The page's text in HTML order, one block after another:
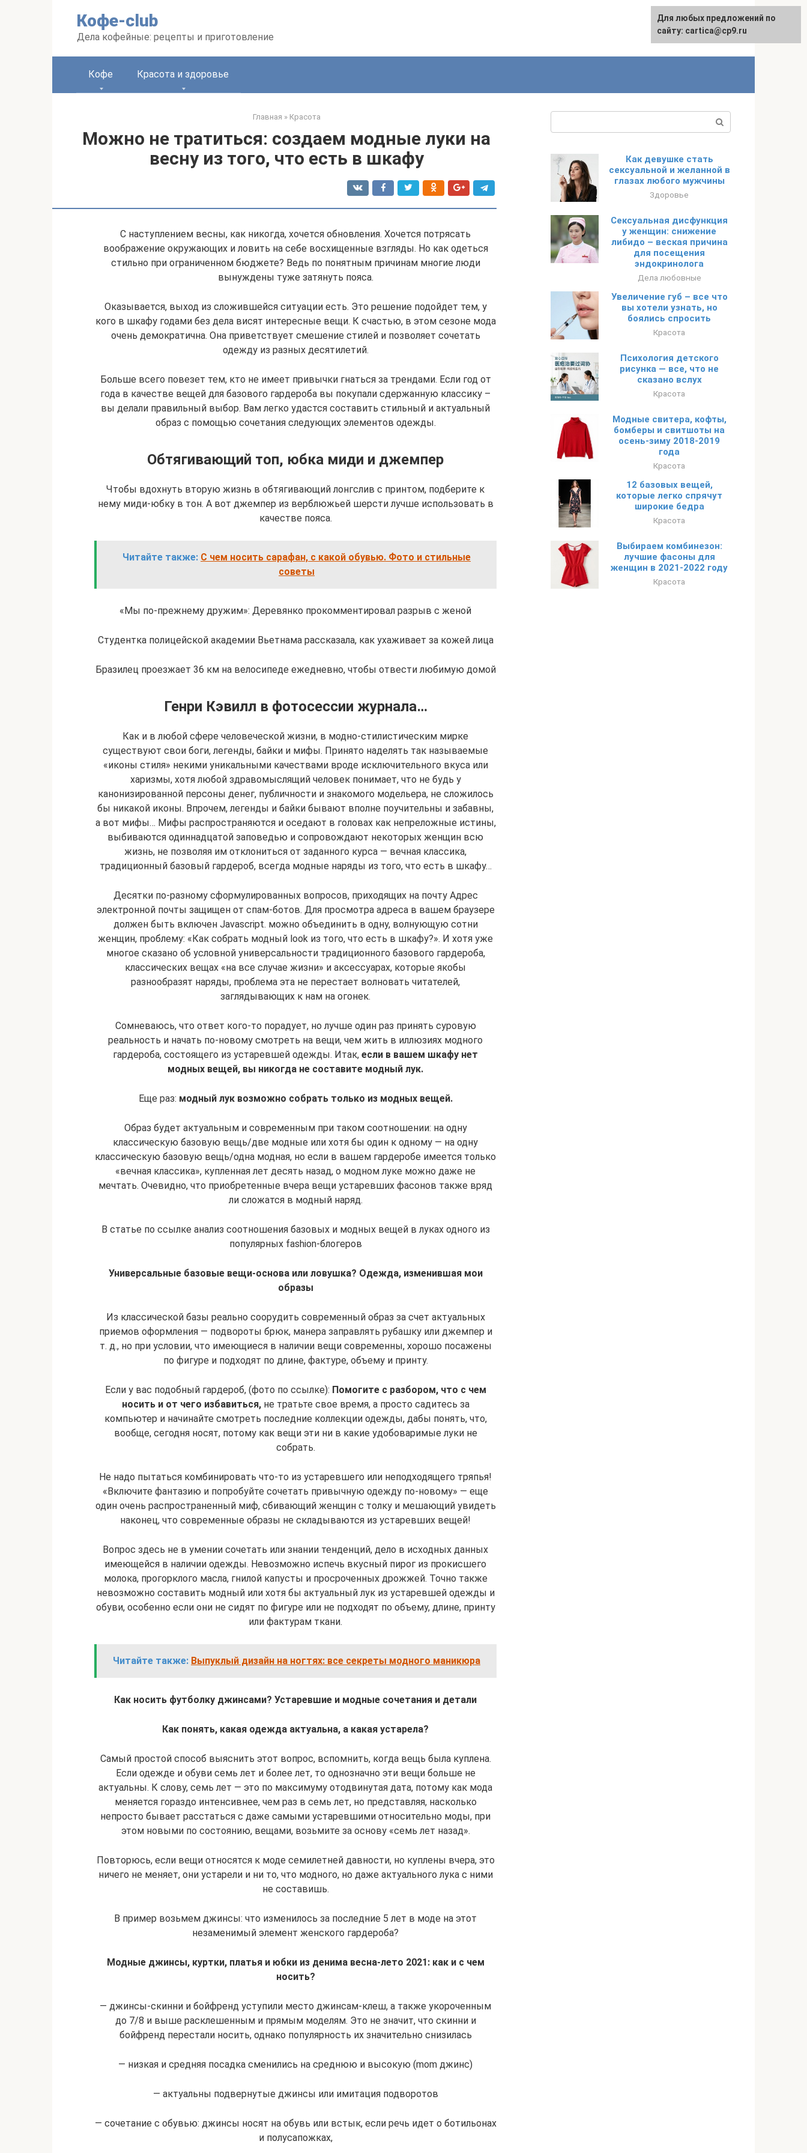
Кофе-club
Дела кофейные: рецепты и приготовление
English
Кофе Красота и здоровье
Главная » Красота
Можно не тратиться: создаем модные луки на
весну из того, что есть в шкафу
С наступлением весны, как никогда, хочется обновления. Хочется потрясать
воображение окружающих и ловить на себе восхищенные взгляды. Но как одеться
стильно при ограниченном бюджете? Ведь по понятным причинам многие люди
вынуждены туже затянуть пояса.
Оказывается, выход из сложившейся ситуации есть. Это решение подойдет тем, у
кого в шкафу годами без дела висят интересные вещи. К счастью, в этом сезоне мода
очень демократична. Она приветствует смешение стилей и позволяет сочетать
одежду из разных десятилетий.
Больше всего повезет тем, кто не имеет привычки гнаться за трендами. Если год от
года в качестве вещей для базового гардероба вы покупали сдержанную классику –
вы делали правильный выбор. Вам легко удастся составить стильный и актуальный
образ с помощью сочетания следующих элементов одежды.
Обтягивающий топ, юбка миди и джемпер
Чтобы вдохнуть вторую жизнь в обтягивающий лонгслив с принтом, подберите к
нему миди-юбку в тон. А вот джемпер из верблюжьей шерсти лучше использовать в
качестве пояса.
Читайте также: С чем носить сарафан, с какой обувью. Фото и стильные
советы
«Мы по-прежнему дружим»: Деревянко прокомментировал разрыв с женой
Студентка полицейской академии Вьетнама рассказала, как ухаживает за кожей лица
Бразилец проезжает 36 км на велосипеде ежедневно, чтобы отвести любимую домой
Генри Кэвилл в фотосессии журнала…
Как и в любой сфере человеческой жизни, в модно-стилистическим мирке
существуют свои боги, легенды, байки и мифы. Принято наделять так называемые
«иконы стиля» некими уникальными качествами вроде исключительного вкуса или
харизмы, хотя любой здравомыслящий человек понимает, что не будь у
канонизированной персоны денег, публичности и знакомого модельера, не сложилось
бы никакой иконы. Впрочем, легенды и байки бывают вполне поучительны и забавны,
а вот мифы… Мифы распространяются и оседают в головах как непреложные истины,
выбиваются одиннадцатой заповедью и сопровождают некоторых женщин всю
жизнь, не позволяя им отклониться от заданного курса — вечная классика,
традиционный базовый гардероб, всегда модные наряды из того, что есть в шкафу…
Десятки по-разному сформулированных вопросов, приходящих на почту Адрес
электронной почты защищен от спам-ботов. Для просмотра адреса в вашем браузере
должен быть включен Javascript. можно объединить в одну, волнующую сотни
женщин, проблему: «Как собрать модный look из того, что есть в шкафу?». И хотя уже
многое сказано об условной универсальности традиционного базового гардероба,
классических вещах «на все случае жизни» и аксессуарах, которые якобы
разнообразят наряды, проблема эта не перестает волновать читателей,
заглядывающих к нам на огонек.
Сомневаюсь, что ответ кого-то порадует, но лучше один раз принять суровую
реальность и начать по-новому смотреть на вещи, чем жить в иллюзиях модного
гардероба, состоящего из устаревшей одежды. Итак, если в вашем шкафу нет
модных вещей, вы никогда не составите модный лук.
Еще раз: модный лук возможно собрать только из модных вещей.
Образ будет актуальным и современным при таком соотношении: на одну
классическую базовую вещь/две модные или хотя бы один к одному — на одну
классическую базовую вещь/одна модная, но если в вашем гардеробе имеется только
«вечная классика», купленная лет десять назад, о модном луке можно даже не
мечтать. Очевидно, что приобретенные вчера вещи устаревших фасонов также вряд
ли сложатся в модный наряд.
В статье по ссылке анализ соотношения базовых и модных вещей в луках одного из
популярных fashion-блогеров
Универсальные базовые вещи-основа или ловушка? Одежда, изменившая мои
образы
Из классической базы реально соорудить современный образ за счет актуальных
приемов оформления — подвороты брюк, манера заправлять рубашку или джемпер и
т. д., но при условии, что имеющиеся в наличии вещи современны, хорошо посажены
по фигуре и подходят по длине, фактуре, объему и принту.
Если у вас подобный гардероб, (фото по ссылке): Помогите с разбором, что с чем
носить и от чего избавиться,не тратьте свое время, а просто садитесь за
компьютер и начинайте смотреть последние коллекции одежды, дабы понять, что,
вообще, сегодня носят, потому как вещи эти ни в какие удобоваримые луки не
собрать.
Не надо пытаться комбинировать что-то из устаревшего или неподходящего тряпья!
«Включите фантазию и попробуйте сочетать привычную одежду по-новому» — еще
один очень распространенный миф, сбивающий женщин с толку и мешающий увидеть
наконец, что современные образы не складываются из устаревших вещей!
Вопрос здесь не в умении сочетать или знании тенденций, дело в исходных данных
имеющейся в наличии одежды. Невозможно испечь вкусный пирог из прокисшего
молока, прогорклого масла, гнилой капусты и просроченных дрожжей. Точно также
невозможно составить модный или хотя бы актуальный лук из устаревшей одежды и
обуви, особенно если они не сидят по фигуре или не подходят по объему, длине, принту
или фактурам ткани.
Читайте также: Выпуклый дизайн на ногтях: все секреты модного маникюра
Как носить футболку джинсами? Устаревшие и модные сочетания и детали
Как понять, какая одежда актуальна, а какая устарела?
Самый простой способ выяснить этот вопрос, вспомнить, когда вещь была куплена.
Если одежде и обуви семь лет и более лет, то однозначно эти вещи больше не
актуальны. К слову, семь лет — это по максимуму отодвинутая дата, потому как мода
меняется гораздо интенсивнее, чем раз в семь лет, но представляя, насколько
непросто бывает расстаться с даже самыми устаревшими относительно моды, при
этом новыми по состоянию, вещами, возьмите за основу «семь лет назад».
Повторюсь, если вещи относятся к моде семилетней давности, но куплены вчера, это
ничего не меняет, они устарели и ни то, что модного, но даже актуального лука с ними
не составишь.
В пример возьмем джинсы: что изменилось за последние 5 лет в моде на этот
незаменимый элемент женского гардероба?
Модные джинсы, куртки, платья и юбки из денима весна-лето 2021: как и с чем
носить?
— джинсы-скинни и бойфренд уступили место джинсам-клеш, а также укороченным
до 7/8 и выше расклешенным и прямым моделям. Это не значит, что скинни и
бойфренд перестали носить, однако популярность их значительно снизилась
— низкая и средняя посадка сменились на среднюю и высокую (mom джинс)
— актуальны подвернутые джинсы или имитация подворотов
— сочетание с обувью: джинсы носят на обувь или встык, если речь идет о ботильонах
и полусапожках,
Как девушке стать
сексуальной и желанной в
глазах любого мужчины
Здоровье
Сексуальная дисфункция
у женщин: снижение
либидо – веская причина
для посещения
эндокринолога
Дела любовные
Увеличение губ – все что
вы хотели узнать, но
боялись спросить
Красота
Психология детского
рисунка — все, что не
сказано вслух
Красота
Модные свитера, кофты,
бомберы и свитшоты на
осень-зиму 2018-2019
года
Красота
12 базовых вещей,
которые легко спрячут
широкие бедра
Красота
Выбираем комбинезон:
лучшие фасоны для
женщин в 2021-2022 году
Красота
Для любых предложений по
сайту: cartica@cp9.ru